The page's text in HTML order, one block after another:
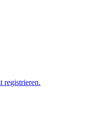
registrieren.